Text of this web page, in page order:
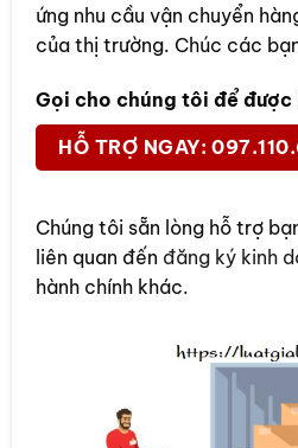
ứng nhu cầu vận chuyển
của thị trường. Chúc các
Gọi cho chúng tôi để được
HỖ TRỢ NGAY:
Chúng tôi sẵn lòng hỗ trợ
liên quan đến đăng ký kinh
hành chính khác.